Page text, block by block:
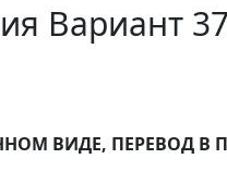
Вариант
ВИДЕ, ПЕРЕВОД